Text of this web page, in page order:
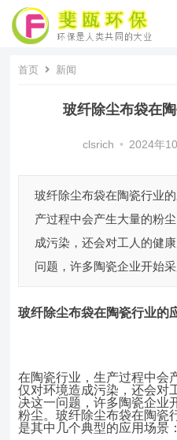
首页 新闻
玻纤除尘布袋在
clsrich • 2024年
玻纤除尘布袋在陶瓷行业
产过程中会产生大量的粉
成污染，还会对工人的健
问题，许多陶瓷企业开始
玻纤除尘布袋在陶瓷行业的
在陶瓷行业，生产过程中会
仅对环境造成污染，还会对
决这一问题，许多陶瓷企业
粉尘。玻纤除尘布袋在陶瓷
是其中几个典型的应用场景：